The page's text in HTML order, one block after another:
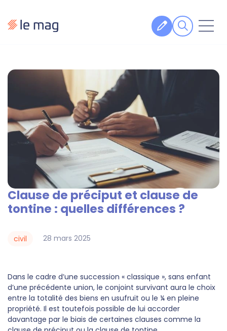
Fiches pratiques
Veille
Podcasts
Legal design
À propos
Suivez-nous
Clause de préciput et clause de
tontine : quelles différences ?
28 mars 2025
civil
Dans le cadre d’une succession « classique », sans enfant
d’une précédente union, le conjoint survivant aura le choix
entre la totalité des biens en usufruit ou le ¼ en pleine
propriété. Il est toutefois possible de lui accorder
davantage par le biais de certaines clauses comme la